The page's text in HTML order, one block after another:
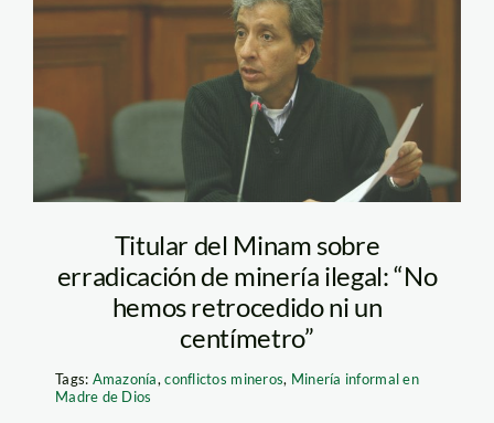
pulgar_vidal_peru21
Titular del Minam sobre
erradicación de minería ilegal: “No
hemos retrocedido ni un
centímetro”
Tags: Amazonía,conflictos mineros, Minería informal en
Madre de Dios